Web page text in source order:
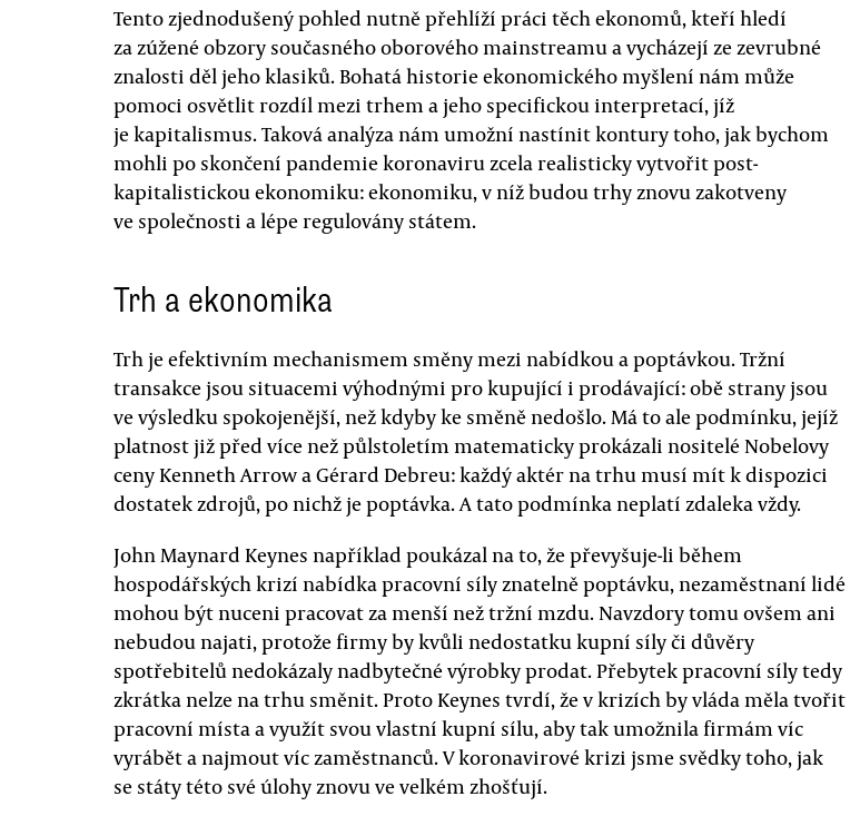
Tento zjednodušený pohled nutně přehlíží práci těch ekonomů, kteří hledí
za zúžené obzory současného oborového mainstreamu a vycházejí ze zevrubné
znalosti děl jeho klasiků. Bohatá historie ekonomického myšlení nám může
pomoci osvětlit rozdíl mezi trhem a jeho specifickou interpretací, jíž
je kapitalismus. Taková analýza nám umožní nastínit kontury toho, jak bychom
mohli po skončení pandemie koronaviru zcela realisticky vytvořit post-
kapitalistickou ekonomiku: ekonomiku, v níž budou trhy znovu zakotveny
ve společnosti a lépe regulovány státem.
Trh a ekonomika
Trh je efektivním mechanismem směny mezi nabídkou a poptávkou. Tržní
transakce jsou situacemi výhodnými pro kupující i prodávající: obě strany jsou
ve výsledku spokojenější, než kdyby ke směně nedošlo. Má to ale podmínku, jejíž
platnost již před více než půlstoletím matematicky prokázali nositelé Nobelovy
ceny Kenneth Arrow a Gérard Debreu: každý aktér na trhu musí mít k dispozici
dostatek zdrojů, po nichž je poptávka. A tato podmínka neplatí zdaleka vždy.
John Maynard Keynes například poukázal na to, že převyšuje-li během
hospodářských krizí nabídka pracovní síly znatelně poptávku, nezaměstnaní lidé
mohou být nuceni pracovat za menší než tržní mzdu. Navzdory tomu ovšem ani
nebudou najati, protože firmy by kvůli nedostatku kupní síly či důvěry
spotřebitelů nedokázaly nadbytečné výrobky prodat. Přebytek pracovní síly tedy
zkrátka nelze na trhu směnit. Proto Keynes tvrdí, že v krizích by vláda měla tvořit
pracovní místa a využít svou vlastní kupní sílu, aby tak umožnila firmám víc
vyrábět a najmout víc zaměstnanců. V koronavirové krizi jsme svědky toho, jak
se státy této své úlohy znovu ve velkém zhošťují.